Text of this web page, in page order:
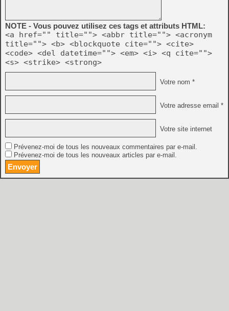
NOTE - Vous pouvez utilisez ces tags et attributs HTML:
<a href="" title=""> <abbr title=""> <acronym
title=""> <b> <blockquote cite=""> <cite>
<code> <del datetime=""> <em> <i> <q cite="">
<s> <strike> <strong>
Votre nom *
Votre adresse email *
Votre site internet
Prévenez-moi de tous les nouveaux commentaires par e-mail.
Prévenez-moi de tous les nouveaux articles par e-mail.